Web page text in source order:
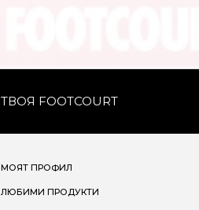
ТВОЯ FOOTCOURT
МОЯТ ПРОФИЛ
ЛЮБИМИ ПРОДУКТИ